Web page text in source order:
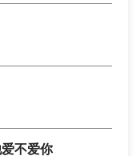
不爱你